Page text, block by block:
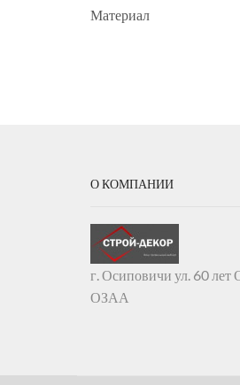
Материал
О КОМПАНИИ
г. Осиповичи ул. 60 лет
ОЗАА